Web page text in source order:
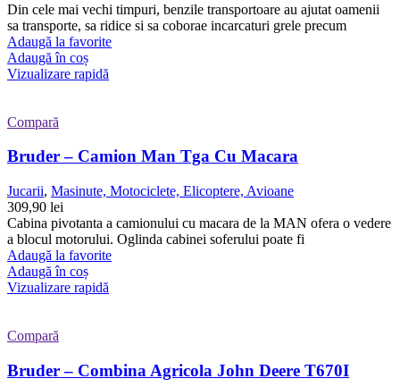
Din cele mai vechi timpuri, benzile transportoare au ajutat oamenii
sa transporte, sa ridice si sa coborae incarcaturi grele precum
Adaugă la favorite
Adaugă în coș
Vizualizare rapidă
Compară
Bruder – Camion Man Tga Cu Macara
Jucarii, Masinute, Motociclete, Elicoptere, Avioane
309,90 lei
Cabina pivotanta a camionului cu macara de la MAN ofera o vedere
a blocul motorului. Oglinda cabinei soferului poate fi
Adaugă la favorite
Adaugă în coș
Vizualizare rapidă
Compară
Bruder – Combina Agricola John Deere T670I